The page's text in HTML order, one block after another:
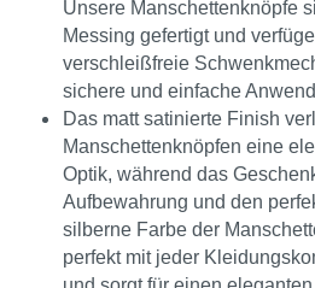
Unsere Manschettenknöpfe
Messing gefertigt und
verschleißfreie
sichere und einfache
Das matt satinierte Finish
Manschettenknöpfen eine
Optik, während das
Aufbewahrung und den
silberne Farbe der
perfekt mit jeder